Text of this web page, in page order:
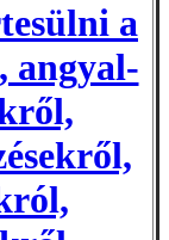
a
angyal-